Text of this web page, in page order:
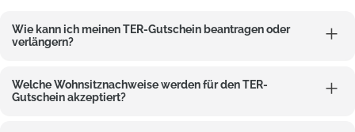
Wie kann ich meinen TER-Gutschein beantragen oder
verlängern?
Welche Wohnsitznachweise werden für den TER-
Gutschein akzeptiert?